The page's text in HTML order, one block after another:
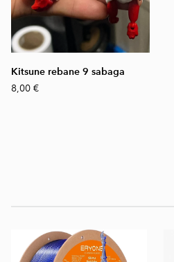
Kitsune rebane 9 sabaga
8,00 €